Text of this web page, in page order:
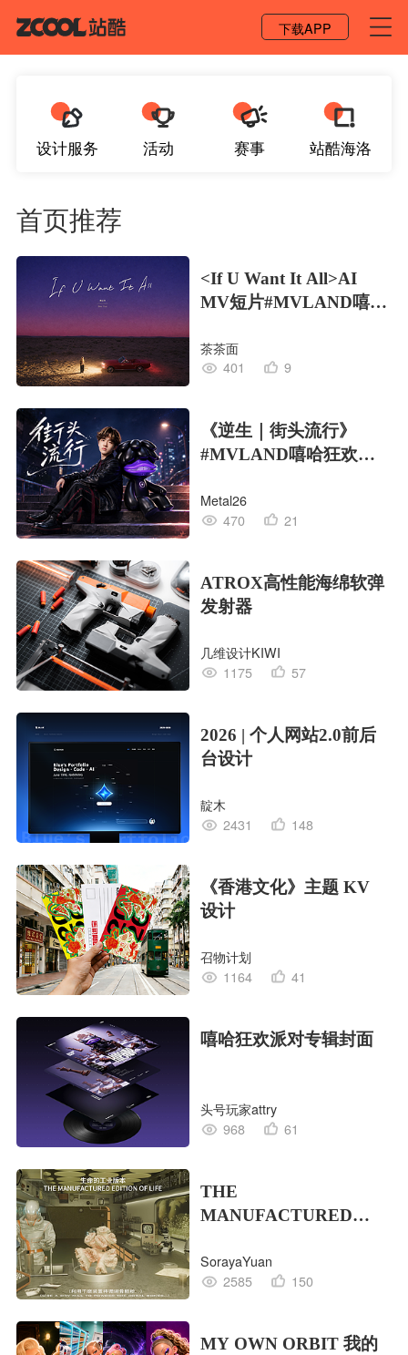
下载APP
设计服务 活动 赛事 站酷海洛
首页推荐
<If U Want It All>AI
MV短片#MVLAND嘻哈
茶茶面
401
9
《逆生｜街头流行》
#MVLAND嘻哈狂欢派
Metal26
470
21
ATROX高性能海绵软弹
发射器
几维设计KIWI
1175
57
2026 | 个人网站2.0前后
台设计
靛木
2431
148
《香港文化》主题 KV
设计
召物计划
1164
41
嘻哈狂欢派对专辑封面
头号玩家attry
968
61
THE
MANUFACTURED
的工业版本
SorayaYuan
2585
150
MY OWN ORBIT 我的